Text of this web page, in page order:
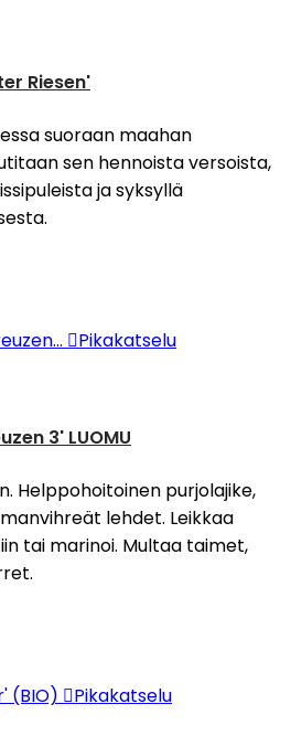
Riesen'
suoraan maahan
sen hennoista versoista,
ja syksyllä
Pikakatselu
3' LUOMU
Helppohoitoinen purjolajike,
lehdet. Leikkaa
tai marinoi. Multaa taimet,
Pikakatselu